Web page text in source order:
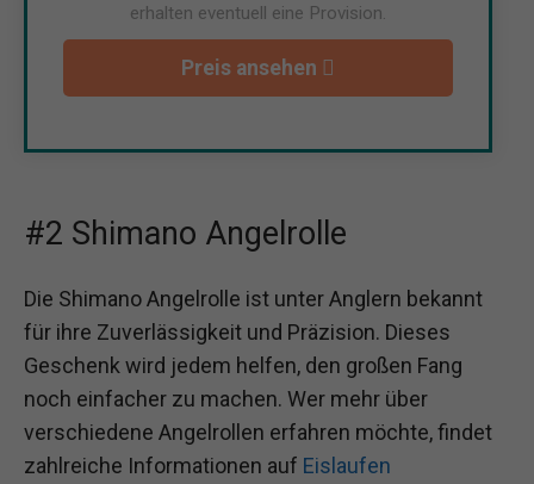
erhalten eventuell eine Provision.
Preis ansehen
#2 Shimano Angelrolle
Die Shimano Angelrolle ist unter Anglern bekannt
für ihre Zuverlässigkeit und Präzision. Dieses
Geschenk wird jedem helfen, den großen Fang
noch einfacher zu machen. Wer mehr über
verschiedene Angelrollen erfahren möchte, findet
zahlreiche Informationen auf Eislaufen